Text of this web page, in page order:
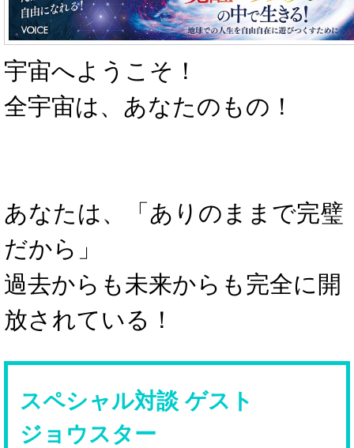
宇宙へようこそ！
全宇宙は、あなたのもの！
あなたは、「ありのままで完璧
だから」
過去からも未来からも完全に開
放されている！
スペシャル対談 ゲスト
ジョウスター